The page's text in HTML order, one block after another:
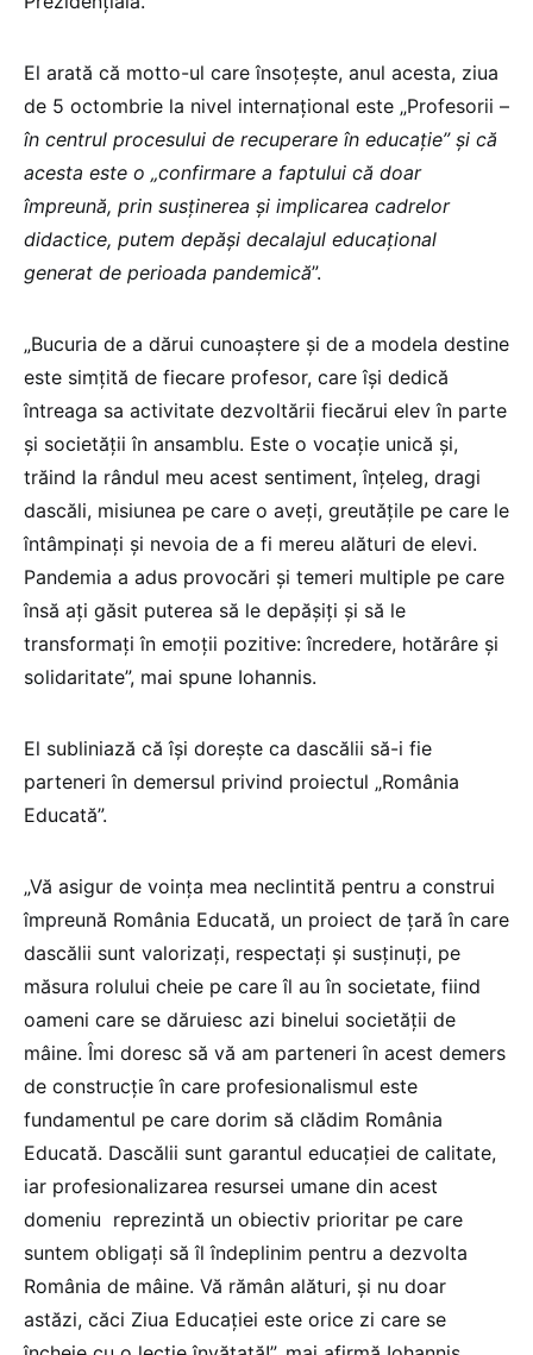
El arată că motto-ul care însoţeşte, anul acesta, ziua
de 5 octombrie la nivel internaţional este „Profesorii –
în centrul procesului de recuperare în educaţie” şi că
acesta este o „confirmare a faptului că doar
împreună, prin susţinerea şi implicarea cadrelor
didactice, putem depăşi decalajul educaţional
generat de perioada pandemică”.
„Bucuria de a dărui cunoaştere şi de a modela destine
este simţită de fiecare profesor, care îşi dedică
întreaga sa activitate dezvoltării fiecărui elev în parte
şi societăţii în ansamblu. Este o vocaţie unică şi,
trăind la rândul meu acest sentiment, înţeleg, dragi
dascăli, misiunea pe care o aveţi, greutăţile pe care le
întâmpinaţi şi nevoia de a fi mereu alături de elevi.
Pandemia a adus provocări şi temeri multiple pe care
însă aţi găsit puterea să le depăşiţi şi să le
transformaţi în emoţii pozitive: încredere, hotărâre şi
solidaritate”, mai spune Iohannis.
El subliniază că îşi doreşte ca dascălii să-i fie
parteneri în demersul privind proiectul „România
Educată”.
„Vă asigur de voinţa mea neclintită pentru a construi
împreună România Educată, un proiect de ţară în care
dascălii sunt valorizaţi, respectaţi şi susţinuţi, pe
măsura rolului cheie pe care îl au în societate, fiind
oameni care se dăruiesc azi binelui societăţii de
mâine. Îmi doresc să vă am parteneri în acest demers
de construcţie în care profesionalismul este
fundamentul pe care dorim să clădim România
Educată. Dascălii sunt garantul educaţiei de calitate,
iar profesionalizarea resursei umane din acest
domeniu reprezintă un obiectiv prioritar pe care
suntem obligaţi să îl îndeplinim pentru a dezvolta
România de mâine. Vă rămân alături, şi nu doar
astăzi, căci Ziua Educaţiei este orice zi care se